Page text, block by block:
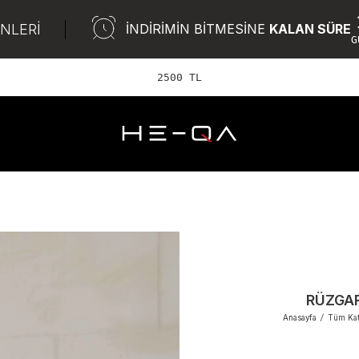
İNDİRİMİN BİTMESİNE KALAN SÜRE
2500 TL ve üzeri ÜCR
Anasayfa / Tüm